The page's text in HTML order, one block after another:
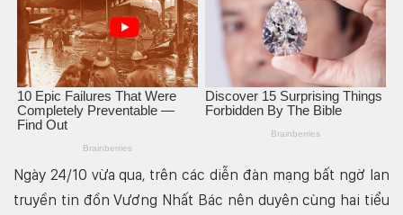
Ngày 24/10 vừa qua, trên các diễn đàn mạng bất ngờ lan
truyền tin đồn Vương Nhất Bác nên duyên cùng hai tiểu